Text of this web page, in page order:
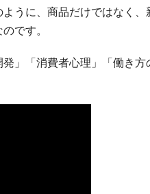
うに、商品だけではなく、
です。
」「消費者心理」「働き方